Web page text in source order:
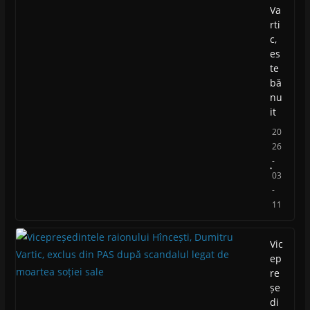
Va
rti
c,
es
te
bă
nu
it
20
26
-
03
-
11
Vic
ep
re
șe
di